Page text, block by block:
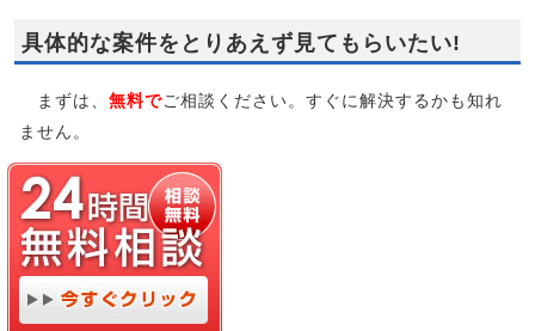
具体的な案件をとりあえず見てもらいたい!
まずは、 無料でご相談ください。すぐに解決するかも知れ
ません。